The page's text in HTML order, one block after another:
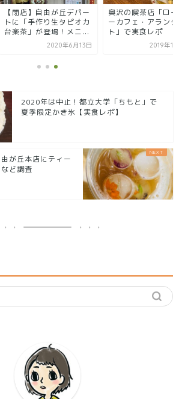
【閉店】自由が丘デパー
トに「手作り生タピオカ
台楽茶」が登場！メニ...
2020年6月13日
奥沢の喫茶店「ロー
ーカフェ・アランチ
ト」で実食レポ
2019年11
2020年は中止！都立大学「ちもと」で
夏季限定かき氷【実食レポ】
が丘本店にティー
ど調査